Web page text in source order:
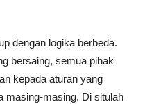
dengan logika berbeda.
bersaing, semua pihak
kepada aturan yang
masing-masing. Di situlah